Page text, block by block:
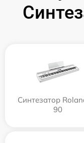
Синтезатор
90